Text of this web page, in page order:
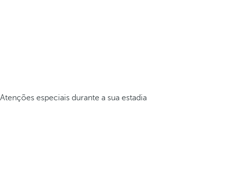
Atenções especiais durante a sua estadia